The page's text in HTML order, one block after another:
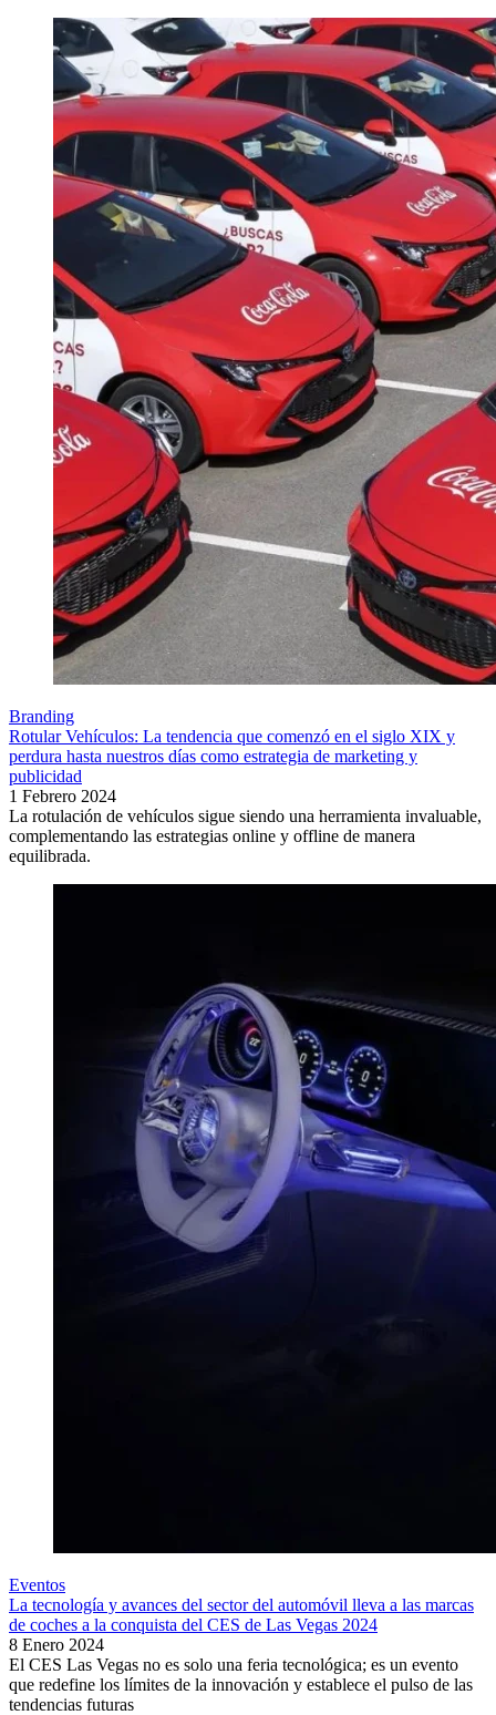
Branding
Rotular Vehículos: La tendencia que comenzó en el siglo XIX y
perdura hasta nuestros días como estrategia de marketing y
publicidad
1 Febrero 2024
La rotulación de vehículos sigue siendo una herramienta invaluable,
complementando las estrategias online y offline de manera
equilibrada.
Eventos
La tecnología y avances del sector del automóvil lleva a las marcas
de coches a la conquista del CES de Las Vegas 2024
8 Enero 2024
El CES Las Vegas no es solo una feria tecnológica; es un evento
que redefine los límites de la innovación y establece el pulso de las
tendencias futuras